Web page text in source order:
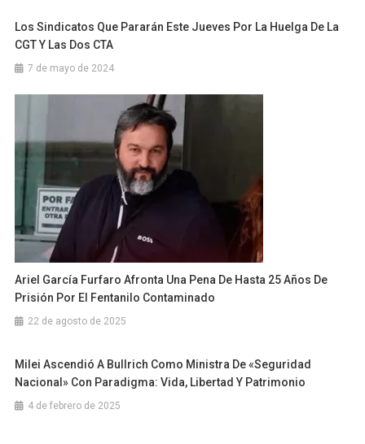
Los Sindicatos Que Pararán Este Jueves Por La Huelga De La
CGT Y Las Dos CTA
7 de mayo de 2024
Ariel García Furfaro Afronta Una Pena De Hasta 25 Años De
Prisión Por El Fentanilo Contaminado
22 de agosto de 2025
Milei Ascendió A Bullrich Como Ministra De «Seguridad
Nacional» Con Paradigma: Vida, Libertad Y Patrimonio
4 de febrero de 2025